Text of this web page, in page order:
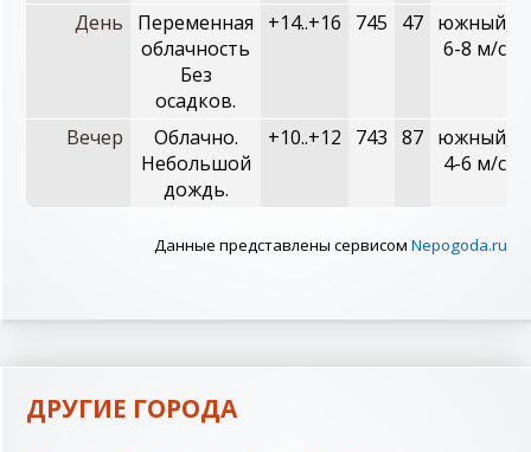
День
Переменная
облачность
Без
осадков.
+14..+16 745 47 южный,
6-8 м/с
Вечер
Облачно.
Небольшой
дождь.
+10..+12 743 87 южный,
4-6 м/с
Данные представлены сервисом Nepogoda.ru
ДРУГИЕ ГОРОДА